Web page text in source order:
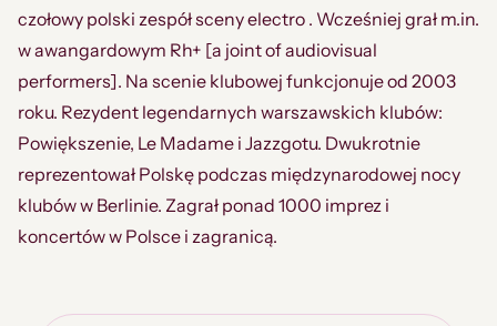
czołowy polski zespół sceny electro . Wcześniej grał m.in.
w awangardowym Rh+ [a joint of audiovisual
performers]. Na scenie klubowej funkcjonuje od 2003
roku. Rezydent legendarnych warszawskich klubów:
Powiększenie, Le Madame i Jazzgotu. Dwukrotnie
reprezentował Polskę podczas międzynarodowej nocy
klubów w Berlinie. Zagrał ponad 1000 imprez i
koncertów w Polsce i zagranicą.